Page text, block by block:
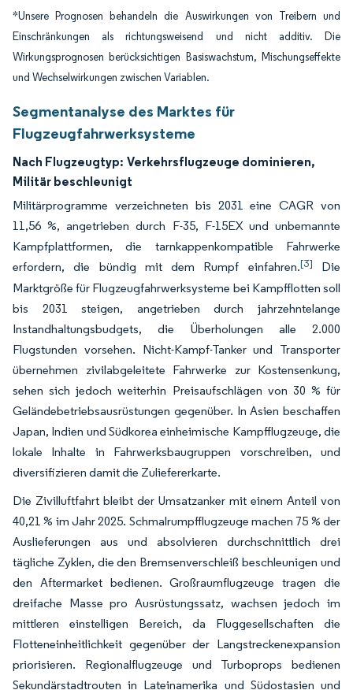
*Unsere Prognosen behandeln die Auswirkungen von Treibern und
Einschränkungen als richtungsweisend und nicht additiv. Die
Wirkungsprognosen berücksichtigen Basiswachstum, Mischungseffekte
und Wechselwirkungen zwischen Variablen.
Segmentanalyse des Marktes für
Flugzeugfahrwerksysteme
Nach Flugzeugtyp: Verkehrsflugzeuge dominieren,
Militär beschleunigt
Militärprogramme verzeichneten bis 2031 eine CAGR von
11,56 %, angetrieben durch F-35, F-15EX und unbemannte
Kampfplattformen, die tarnkappenkompatible Fahrwerke
erfordern, die bündig mit dem Rumpf einfahren.[3]
Die
Marktgröße für Flugzeugfahrwerksysteme bei Kampfflotten soll
bis 2031 steigen, angetrieben durch jahrzehntelange
Instandhaltungsbudgets, die Überholungen alle 2.000
Flugstunden vorsehen. Nicht-Kampf-Tanker und Transporter
übernehmen zivilabgeleitete Fahrwerke zur Kostensenkung,
sehen sich jedoch weiterhin Preisaufschlägen von 30 % für
Geländebetriebsausrüstungen gegenüber. In Asien beschaffen
Japan, Indien und Südkorea einheimische Kampfflugzeuge, die
lokale Inhalte in Fahrwerksbaugruppen vorschreiben, und
diversifizieren damit die Zuliefererkarte.
Die Zivilluftfahrt bleibt der Umsatzanker mit einem Anteil von
40,21 % im Jahr 2025. Schmalrumpfflugzeuge machen 75 % der
Auslieferungen aus und absolvieren durchschnittlich drei
tägliche Zyklen, die den Bremsenverschleiß beschleunigen und
den Aftermarket bedienen. Großraumflugzeuge tragen die
dreifache Masse pro Ausrüstungssatz, wachsen jedoch im
mittleren einstelligen Bereich, da Fluggesellschaften die
Flotteneinheitlichkeit gegenüber der Langstreckenexpansion
priorisieren. Regionalflugzeuge und Turboprops bedienen
Sekundärstadtrouten in Lateinamerika und Südostasien und